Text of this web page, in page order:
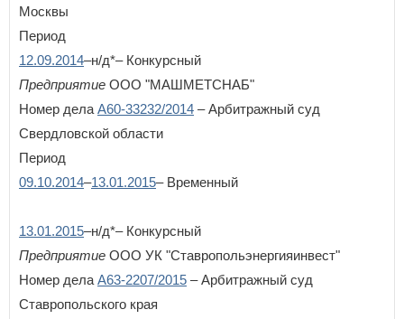
Москвы
Период
12.09.2014–н/д*– Конкурсный
Предприятие ООО "МАШМЕТСНАБ"
Номер дела А60-33232/2014 – Арбитражный суд
Свердловской области
Период
09.10.2014–13.01.2015– Временный
13.01.2015–н/д*– Конкурсный
Предприятие ООО УК "Ставропольэнергияинвест"
Номер дела А63-2207/2015 – Арбитражный суд
Ставропольского края